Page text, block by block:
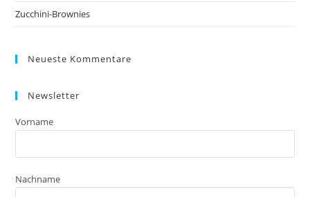
Zucchini-Brownies
Neueste Kommentare
Newsletter
Vorname
Nachname